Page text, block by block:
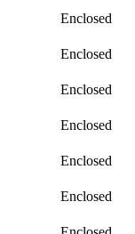
Enclosed
Enclosed
Enclosed
Enclosed
Enclosed
Enclosed